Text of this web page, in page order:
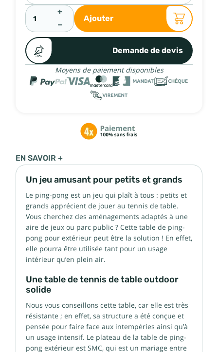
+
−
Ajouter
Demande de devis
Moyens de paiement disponibles
EN SAVOIR +
Un jeu amusant pour petits et grands
Le ping-pong est un jeu qui plaît à tous : petits et
grands apprécient de jouer au tennis de table.
Vous cherchez des aménagements adaptés à une
aire de jeux ou parc public ? Cette table de ping-
pong pour extérieur peut être la solution ! En effet,
elle pourra être utilisée tant pour un usage
intérieur qu’en plein air.
Une table de tennis de table outdoor
solide
Nous vous conseillons cette table, car elle est très
résistante ; en effet, sa structure a été conçue et
pensée pour faire face aux intempéries ainsi qu’à
un usage intensif. Le plateau de la table de ping-
pong extérieur est SMC, qui est un mariage entre